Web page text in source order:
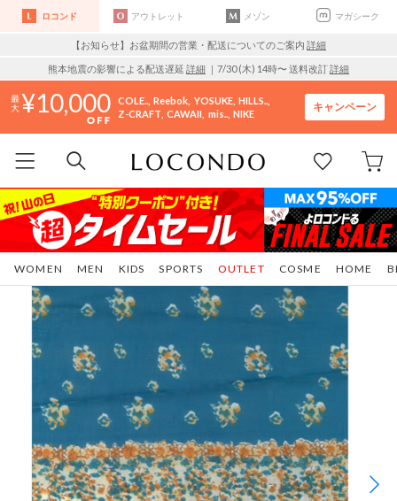
ロコンド アウトレット メゾン マガシーク
【お知らせ】お盆期間の営業・配送についてのご案内 詳細
熊本地震の影響による配送遅延 詳細 ｜7/30 (木) 14時〜 送料改訂詳細
10,000 COLE.. Reebok YOSUKE HILLS..
Z-CRAFT CAWAII mis.. NIKE
キャンペーン
WOMEN MEN KIDS SPORTS COSME HOME
OUTLET